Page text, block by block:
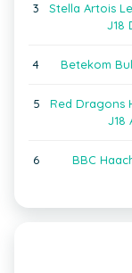
3
Stella Artois
J18
4 Betekom
5
Red Dragons
J18
6 BBC